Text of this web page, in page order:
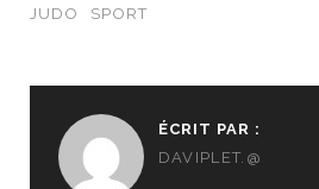
JUDO
SPORT
ÉCRIT PAR :
DAVIPLET.@